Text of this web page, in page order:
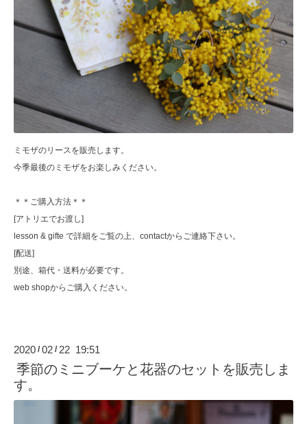
ミモザのリースを販売します。
今季最後のミモザをお楽しみください。
＊＊ご購入方法＊＊
[アトリエでお渡し]
lesson & gifte で詳細をご覧の上、contactからご連絡下さい。
[配送]
別途、箱代・送料が必要です。
web shopからご購入ください。
2020 /02 / 22 19:51
季節のミニブーケと花器のセットを販売しま
す。